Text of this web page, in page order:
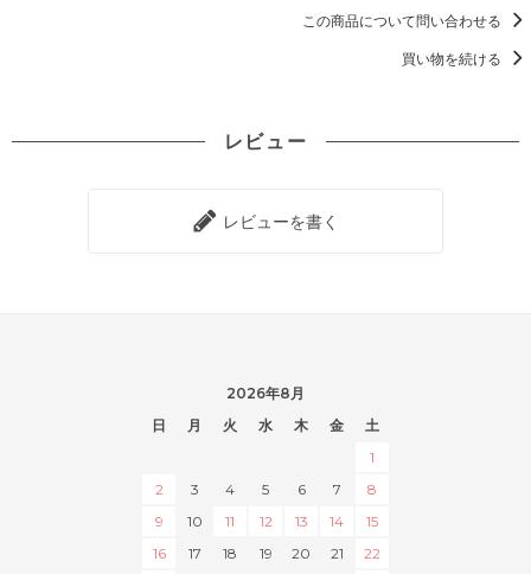
この商品について問い合わせる
買い物を続ける
レビュー
レビューを書く
2026年8月
日
月 火 水 木 金
土
1
2
3 4 5 6 7
8
9
10 11 12 13 14
15
16
17 18 19 20 21
22